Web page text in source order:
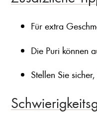
Für extra
Die Puri können
Stellen Sie